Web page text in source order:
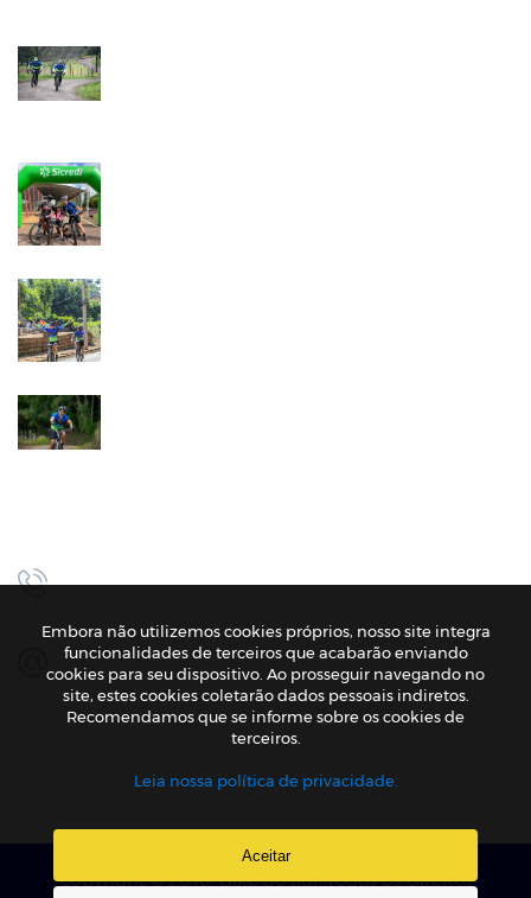
E-MAIL: contato@bikedosul.com.br
SIGA-NOS
Copyright © 2018,Bike do Sul. Todos os Direitos
Embora não utilizemos cookies próprios, nosso site integra
funcionalidades de terceiros que acabarão enviando
cookies para seu dispositivo. Ao prosseguir navegando no
site, estes cookies coletarão dados pessoais indiretos.
Recomendamos que se informe sobre os cookies de
terceiros.
Leia nossa política de privacidade.
Aceitar